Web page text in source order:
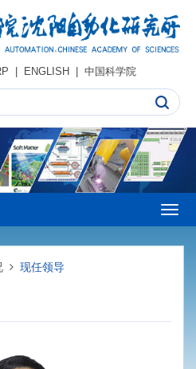
| ENGLISH| 中国科学院
现任领导